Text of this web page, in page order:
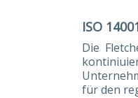
ISO
Die
für den